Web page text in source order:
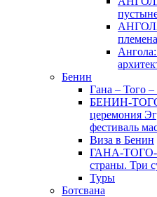
Бенин
Гана – Того
БЕНИН-
церемония
фестиваль
Виза в Бенин
ГАНА-ТОГО-
страны. Три
Туры
Ботсвана